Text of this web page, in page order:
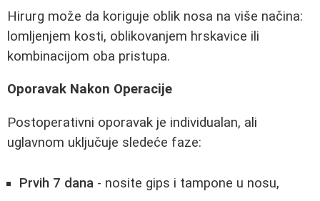
Hirurg može da koriguje oblik nosa na više načina:
lomljenjem kosti, oblikovanjem hrskavice ili
kombinacijom oba pristupa.
Oporavak Nakon Operacije
Postoperativni oporavak je individualan, ali
uglavnom uključuje sledeće faze:
Prvih 7 dana - nosite gips i tampone u nosu,